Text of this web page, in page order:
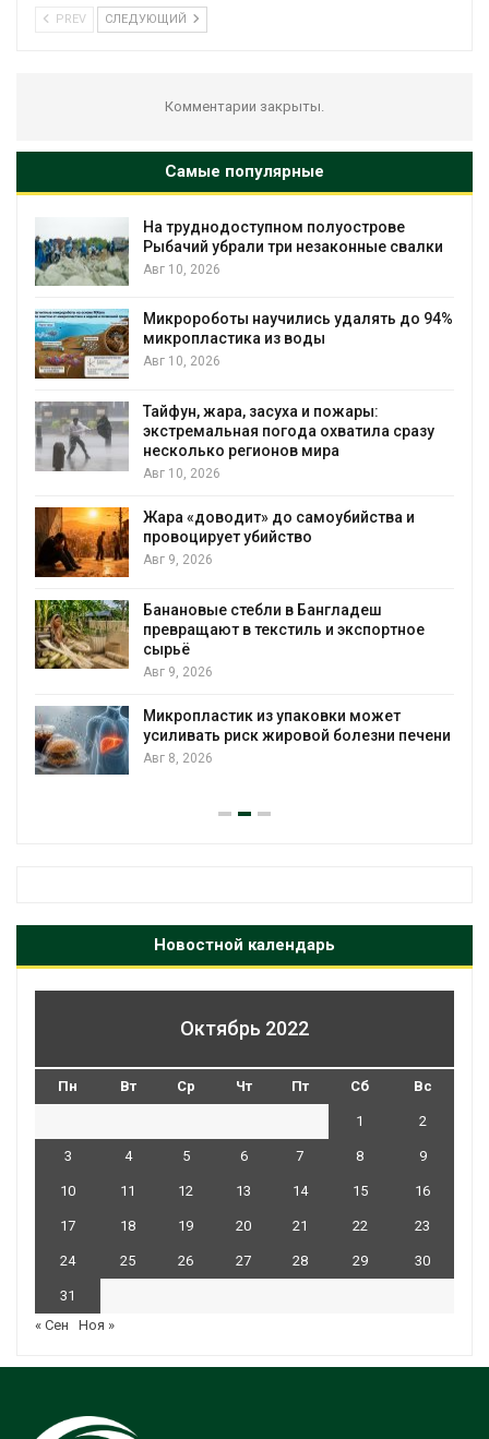
PREV СЛЕДУЮЩИЙ
Комментарии закрыты.
Самые популярные
На труднодоступном полуострове
Рыбачий убрали три незаконные свалки
Авг 10, 2026
Микророботы научились удалять до 94%
микропластика из воды
Авг 10, 2026
Тайфун, жара, засуха и пожары:
экстремальная погода охватила сразу
несколько регионов мира
Авг 10, 2026
Жара «доводит» до самоубийства и
провоцирует убийство
Авг 9, 2026
Банановые стебли в Бангладеш
превращают в текстиль и экспортное
сырьё
Авг 9, 2026
Микропластик из упаковки может
усиливать риск жировой болезни печени
Авг 8, 2026
Новостной календарь
Октябрь 2022
Пн Вт Ср Чт Пт Сб Вс
1 2
3 4 5 6 7 8 9
10 11 12 13 14 15 16
17 18 19 20 21 22 23
24 25 26 27 28 29 30
31
« Сен
Ноя »